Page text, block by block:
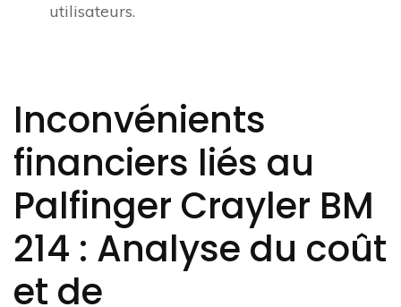
utilisateurs.
Inconvénients
financiers liés au
Palfinger Crayler BM
214 : Analyse du coût
et de